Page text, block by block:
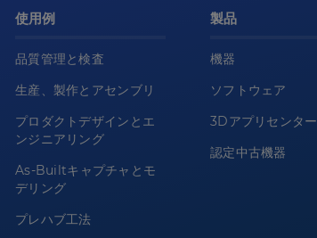
使用例
品質管理と検査
生産、製作とアセンブリ
プロダクトデザインとエ
ンジニアリング
As-Builtキャプチャとモ
デリング
プレハブ工法
製品
機器
ソフトウェア
3Dアプリセンター
認定中古機器